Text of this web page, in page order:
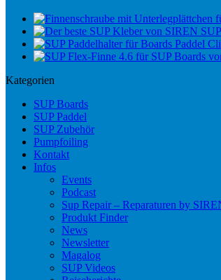
Paddel
Kategorien
SUP Boards
SUP Paddel
SUP Zubehör
Pumpfoiling
Kontakt
Infos
Events
Podcast
Sup Repair – Reparaturen by
Produkt Finder
News
Newsletter
Magalog
SUP Videos